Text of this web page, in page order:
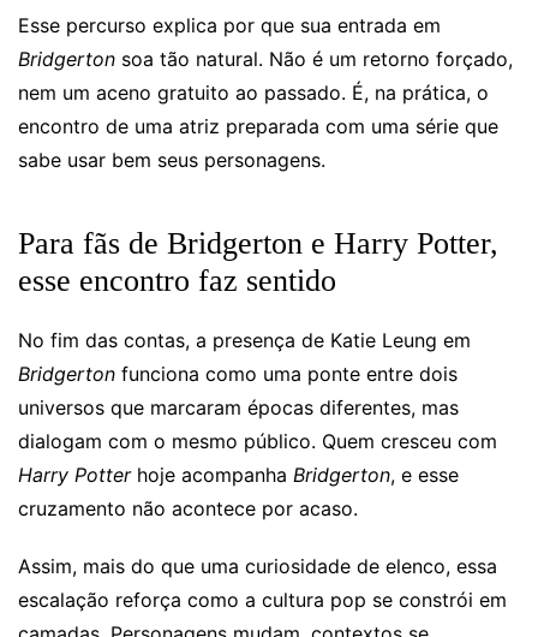
Esse percurso explica por que sua entrada em
Bridgerton soa tão natural. Não é um retorno forçado,
nem um aceno gratuito ao passado. É, na prática, o
encontro de uma atriz preparada com uma série que
sabe usar bem seus personagens.
Para fãs de Bridgerton e Harry Potter,
esse encontro faz sentido
No fim das contas, a presença de Katie Leung em
Bridgerton funciona como uma ponte entre dois
universos que marcaram épocas diferentes, mas
dialogam com o mesmo público. Quem cresceu com
Harry Potterhoje acompanha Bridgerton, e esse
cruzamento não acontece por acaso.
Assim, mais do que uma curiosidade de elenco, essa
escalação reforça como a cultura pop se constrói em